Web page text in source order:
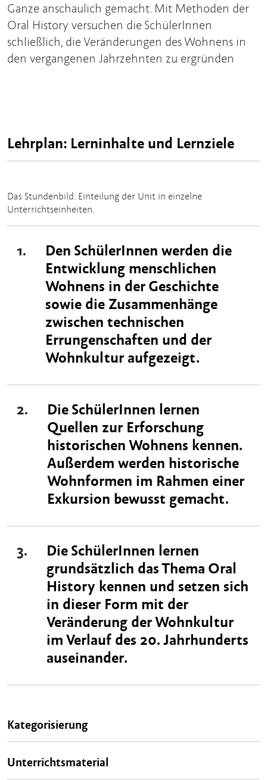
Ganze anschaulich gemacht. Mit Methoden der
Oral History versuchen die SchülerInnen
schließlich, die Veränderungen des Wohnens in
den vergangenen Jahrzehnten zu ergründen
Lehrplan: Lerninhalte und Lernziele
Das Stundenbild: Einteilung der Unit in einzelne
Unterrichtseinheiten.
1.
Den SchülerInnen werden die
Entwicklung menschlichen
Wohnens in der Geschichte
sowie die Zusammenhänge
zwischen technischen
Errungenschaften und der
Wohnkultur aufgezeigt.
2.
Die SchülerInnen lernen
Quellen zur Erforschung
historischen Wohnens kennen.
Außerdem werden historische
Wohnformen im Rahmen einer
Exkursion bewusst gemacht.
3.
Die SchülerInnen lernen
grundsätzlich das Thema Oral
History kennen und setzen sich
in dieser Form mit der
Veränderung der Wohnkultur
im Verlauf des 20. Jahrhunderts
auseinander.
Kategorisierung
Unterrichtsmaterial